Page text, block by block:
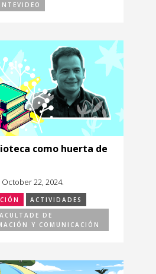
como huerta de
22, 2024.
ACTIVIDADES
DE
Y COMUNICACIÓN